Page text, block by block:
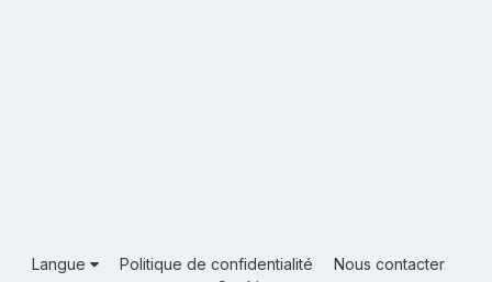
Langue Politique de confidentialité
Nous contacter